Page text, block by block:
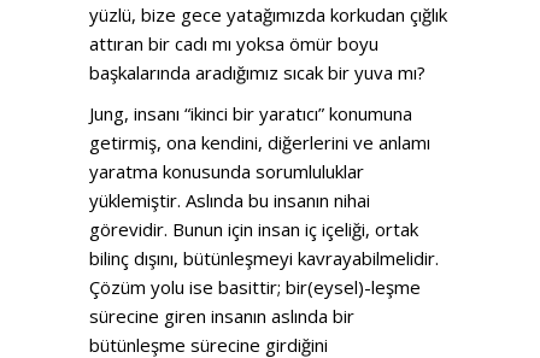
yüzlü, bize gece yatağımızda korkudan çığlık
attıran bir cadı mı yoksa ömür boyu
başkalarında aradığımız sıcak bir yuva mı?
Jung, insanı “ikinci bir yaratıcı” konumuna
getirmiş, ona kendini, diğerlerini ve anlamı
yaratma konusunda sorumluluklar
yüklemiştir. Aslında bu insanın nihai
görevidir. Bunun için insan iç içeliği, ortak
bilinç dışını, bütünleşmeyi kavrayabilmelidir.
Çözüm yolu ise basittir; bir(eysel)-leşme
sürecine giren insanın aslında bir
bütünleşme sürecine girdiğini